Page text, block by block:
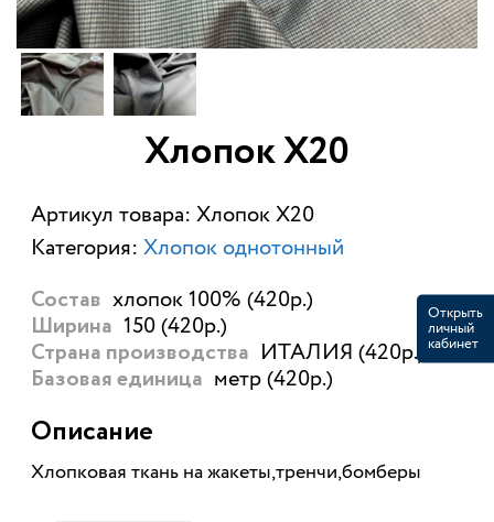
Хлопок Х20
Артикул товара: Хлопок Х20
Категория: Хлопок однотонный
Состав хлопок 100% (420р.)
Ширина 150 (420р.)
Страна производства ИТАЛИЯ (420р.)
Базовая единица метр (420р.)
Описание
Хлопковая ткань на жакеты,тренчи,бомберы
Открыть
личный
кабинет